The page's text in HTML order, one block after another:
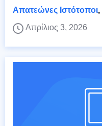
Απατεώνες Ιστότοποι,
Απρίλιος 3, 2026